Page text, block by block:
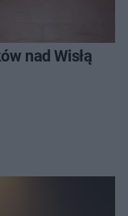
nad Wisłą